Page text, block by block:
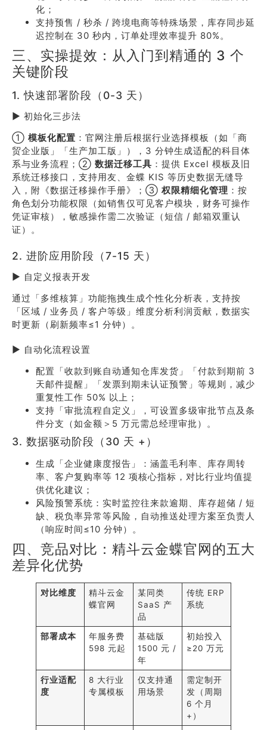
化；
支持预售 / 秒杀 / 跨境电商等特殊场景，库存同步延
迟控制在 30 秒内，订单处理效率提升 80%。
三、实操提效：从入门到精通的 3 个
关键阶段
1. 快速部署阶段（0-3 天）
▶ 初始化三步法
① 模板化配置 ：官网注册后根据行业选择模板（如「商
贸企业版」「生产加工版」），3 分钟生成适配的科目体
系与业务流程；② 数据迁移工具 ：提供 Excel 模板及旧
系统迁移接口，支持用友、金蝶 KIS 等历史数据无缝导
入，附《数据迁移操作手册》；③ 权限精细化管理 ：按
角色划分功能权限（如销售仅可见客户模块，财务可操作
凭证审核），敏感操作需二次验证（短信 / 邮箱双重认
证）。
2. 进阶应用阶段（7-15 天）
▶ 自定义报表开发
通过「多维核算」功能拖拽生成个性化分析表，支持按
「区域 / 业务员 / 客户等级」维度分析利润贡献，数据实
时更新（刷新频率≤1 分钟）。
▶ 自动化流程设置
配置「收款到账自动通知仓库发货」「付款到期前 3
天邮件提醒」「发票到期未认证预警」等规则，减少
重复性工作 50% 以上；
支持「审批流程自定义」，可设置多级审批节点及条
件分支（如金额＞5 万元需总经理审批）。
3. 数据驱动阶段（30 天 +）
生成「企业健康度报告」：涵盖毛利率、库存周转
率、客户复购率等 12 项核心指标，对比行业均值提
供优化建议；
风险预警系统：实时监控往来款逾期、库存超储 / 短
缺、税负率异常等风险，自动推送处理方案至负责人
（响应时间≤10 分钟）。
四、竞品对比：精斗云金蝶官网的五大
差异化优势
对比维度
精斗云金
蝶官网
某同类
SaaS 产
品
传统 ERP
系统
部署成本
年服务费
598 元起
基础版
1500 元 /
年
初始投入
≥20 万元
行业适配
度
8 大行业
专属模板
仅支持通
用场景
需定制开
发（周期
6 个月
+）